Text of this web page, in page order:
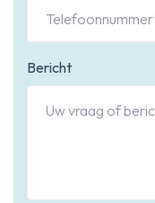
Bericht